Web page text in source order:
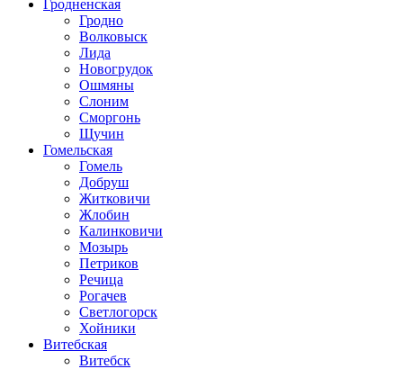
Гродненская
Гродно
Волковыск
Лида
Новогрудок
Ошмяны
Слоним
Сморгонь
Щучин
Гомельская
Гомель
Добруш
Житковичи
Жлобин
Калинковичи
Мозырь
Петриков
Речица
Рогачев
Светлогорск
Хойники
Витебская
Витебск